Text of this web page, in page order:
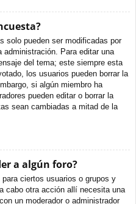
solo pueden ser modificadas por
administración. Para editar una
del tema; este siempre esta
los usuarios pueden borrar la
si algún miembro ha
pueden editar o borrar la
sean cambiadas a mitad de la
a algún foro?
ciertos usuarios o grupos y
cabo otra acción allí necesita una
un moderador o administrador